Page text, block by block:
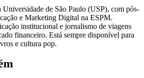
Universidade de São Paulo (USP), com pós-
e Marketing Digital na ESPM.
institucional e jornalismo de viagens
financeiro. Está sempre disponível para
e cultura pop.